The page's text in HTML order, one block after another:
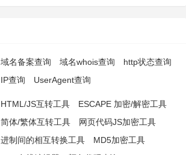
域名备案查询 域名whois查询
http状态查询
IP查询
UserAgent查询
HTML/JS互转工具
ESCAPE 加密/解密工具
简体/繁体互转工具
网页代码JS加密工具
进制间的相互转换工具
MD5加密工具